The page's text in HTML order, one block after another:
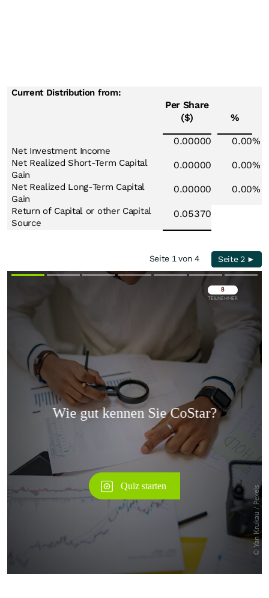
Current Distribution from:
Per Share
($)
%
Net Investment Income
0.00000 0.00%
Net Realized Short-Term Capital
Gain
0.00000 0.00%
Net Realized Long-Term Capital
Gain
0.00000 0.00%
Return of Capital or other Capital
Source
0.05370
Seite 1 von 4 Seite 2 ►
Überspringen